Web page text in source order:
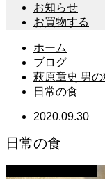
お知らせ
お買物する
ホーム
ブログ
萩原章史 男の
日常の食
2020.09.30
日常の食